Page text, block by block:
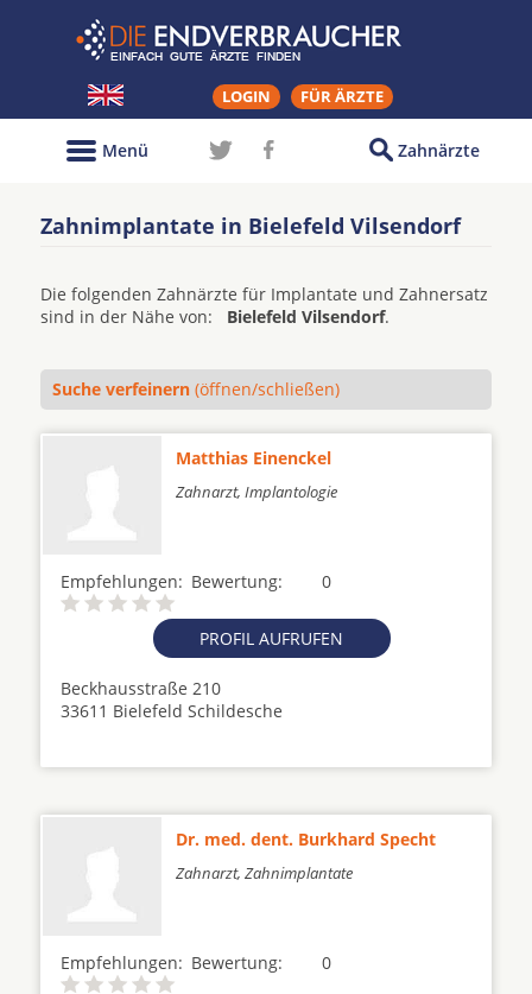
LOGIN FÜR ÄRZTE
Zahnärzte
Menü
Zahnimplantate in Bielefeld Vilsendorf
Die folgenden Zahnärzte für Implantate und Zahnersatz
sind in der Nähe von: Bielefeld Vilsendorf.
Suche verfeinern (öffnen/schließen)
Matthias Einenckel
Zahnarzt, Implantologie
Empfehlungen: 0
Bewertung:
PROFIL AUFRUFEN
Beckhausstraße 210
33611 Bielefeld Schildesche
Dr. med. dent. Burkhard Specht
Zahnarzt, Zahnimplantate
Empfehlungen: 0
Bewertung: